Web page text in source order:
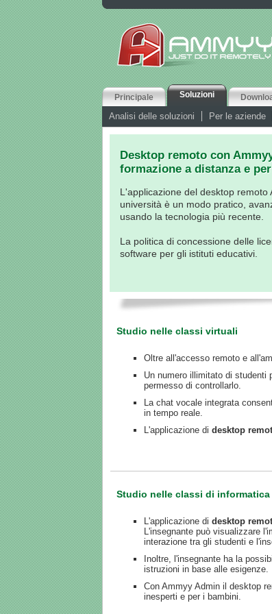
Principale Soluzioni
Analisi delle soluzioni Per le aziende
Desktop remoto con
formazione a distanza e
L'applicazione del desktop
università è un modo pratico,
usando la tecnologia più recente.
La politica di concessione delle
software per gli istituti educativi.
Studio nelle classi virtuali
Oltre all'accesso remoto e
Un numero illimitato di studenti
permesso di controllarlo.
La chat vocale integrata
in tempo reale.
L'applicazione di desktop
Studio nelle classi di
L'applicazione di desktop
L'insegnante può visualizzare
interazione tra gli studenti e
Inoltre, l'insegnante ha la
istruzioni in base alle esigenze.
Con Ammyy Admin il desktop
inesperti e per i bambini.